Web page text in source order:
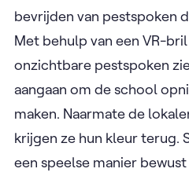
bevrijden van pestspoken
Met behulp van een VR-
onzichtbare pestspoken
aangaan om de school
maken. Naarmate de
krijgen ze hun kleur terug.
een speelse manier